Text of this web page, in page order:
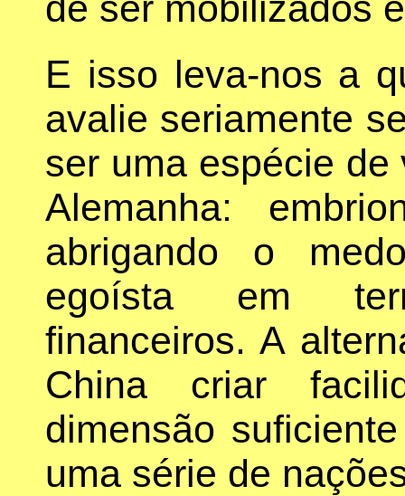
E isso leva-nos a
avalie seriamente
ser uma espécie
Alemanha:
abrigando o
egoísta em
financeiros. A
China criar
dimensão
uma série de